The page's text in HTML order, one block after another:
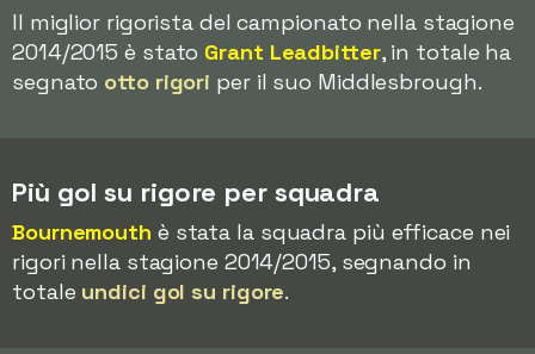
Il miglior rigorista del campionato nella stagione
2014/2015 è stato Grant Leadbitter, in totale ha
segnato otto rigori per il suo Middlesbrough.
Più gol su rigore per squadra
Bournemouth è stata la squadra più efficace nei
rigori nella stagione 2014/2015, segnando in
totale undici gol su rigore.